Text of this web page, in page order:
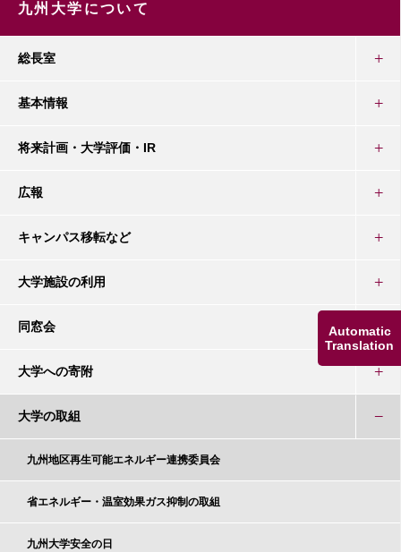
Automatic
Translation
九州大学について
総長室
基本情報
将来計画・大学評価・IR
広報
キャンパス移転など
大学施設の利用
同窓会
大学への寄附
大学の取組
九州地区再生可能エネルギー連携委員会
省エネルギー・温室効果ガス抑制の取組
九州大学安全の日